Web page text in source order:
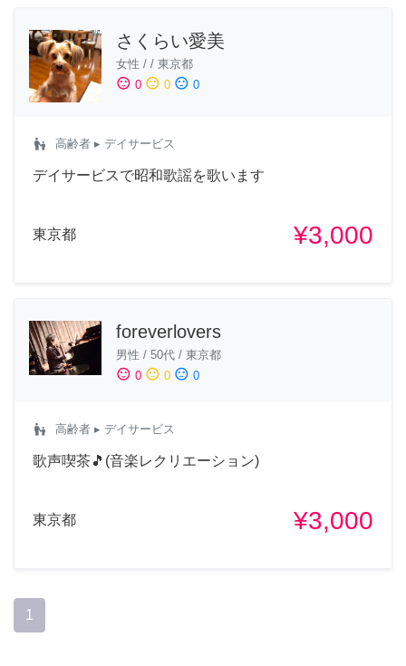
さくらい愛美
女性 / / 東京都
sentiment_satisfied 0 sentiment_neutral 0 sentiment_dissatisfied 0
escalator_warning 高齢者 ▸ デイサービス
デイサービスで昭和歌謡を歌います
東京都 ¥3,000
foreverlovers
男性 / 50代 / 東京都
sentiment_satisfied 0 sentiment_neutral 0 sentiment_dissatisfied 0
escalator_warning 高齢者 ▸ デイサービス
歌声喫茶🎵(音楽レクリエーション)
東京都 ¥3,000
1